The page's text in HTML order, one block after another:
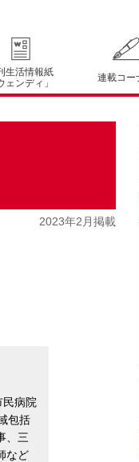
生活情報紙
ェンディ」
連載コー
2023年2月掲載
病院
包括
、三
など